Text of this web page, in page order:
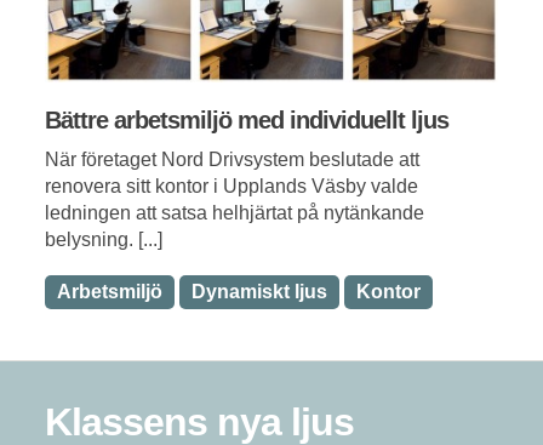
Bättre arbetsmiljö med individuellt ljus
När företaget Nord Drivsystem beslutade att
renovera sitt kontor i Upplands Väsby valde
ledningen att satsa helhjärtat på nytänkande
belysning. [...]
Arbetsmiljö Dynamiskt ljus Kontor
Klassens nya ljus